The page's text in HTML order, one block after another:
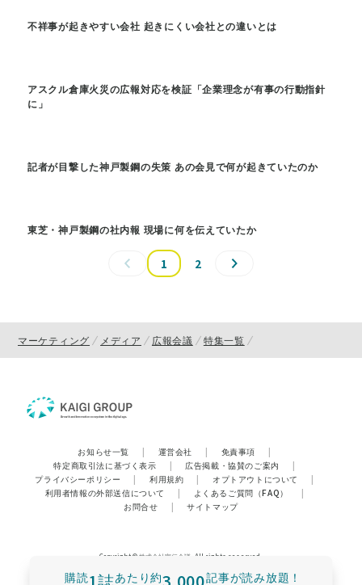
不祥事が起きやすい会社 起きにくい会社との違いとは
アスクル倉庫火災の広報対応を検証「企業理念が有事の行動指針
に」
記者が目撃した神戸製鋼の失策 あの会見で何が起きていたのか
東芝・神戸製鋼の社内報 現場に何を伝えていたか
1 2
購読 あたり約 記事が読み放題！
マーケティング メディア 広報会議 特集一覧
お知らせ一覧 | 運営会社 | 免責事項
|
特定商取引法に基づく表示
| 広告掲載・協賛のご案内
|
プライバシーポリシー
| 利用規約 | オプトアウトについて
|
利用者情報の外部送信について
| よくあるご質問（FAQ）
|
お問合せ
| サイトマップ
Copyright © 株式会社宣伝会議. All rights reserved.